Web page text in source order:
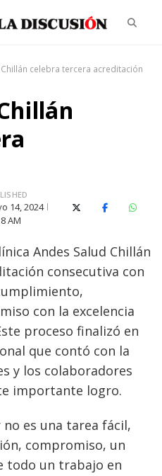
celebra tercera acreditación
14, 2024
AM
X (Twitter)Facebook
Andes Salud Chillán
consecutiva con
con la excelencia
proceso finalizó en
que contó con la
y los colaboradores
importante logro.
es una tarea fácil,
compromiso, un
todo un trabajo en